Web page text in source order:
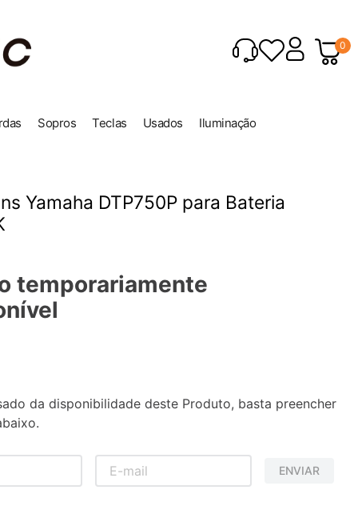
0
Sopros Teclas Usados Iluminação
Yamaha DTP750P para Bateria
temporariamente
da disponibilidade deste Produto, basta preencher
ENVIAR